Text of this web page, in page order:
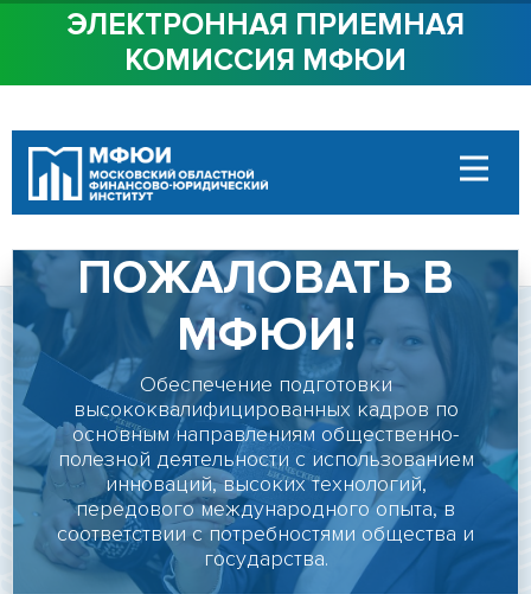
ЭЛЕКТРОННАЯ ПРИЕМНАЯ
КОМИССИЯ МФЮИ
ОБ ИНСТИТУТЕ
СТУДЕНТАМ
ДОСТУПНАЯ СРЕДА
СОТРУДНИЧЕСТВО
КОНТАКТЫ
Сведения об
образовательной
организации
Личный кабинет
Подать документы онлайн
ДОБРО
ПОЖАЛОВАТЬ В
МФЮИ!
Обеспечение подготовки
высококвалифицированных кадров по
основным направлениям общественно-
полезной деятельности с использованием
инноваций, высоких технологий,
передового международного опыта, в
соответствии с потребностями общества и
государства.